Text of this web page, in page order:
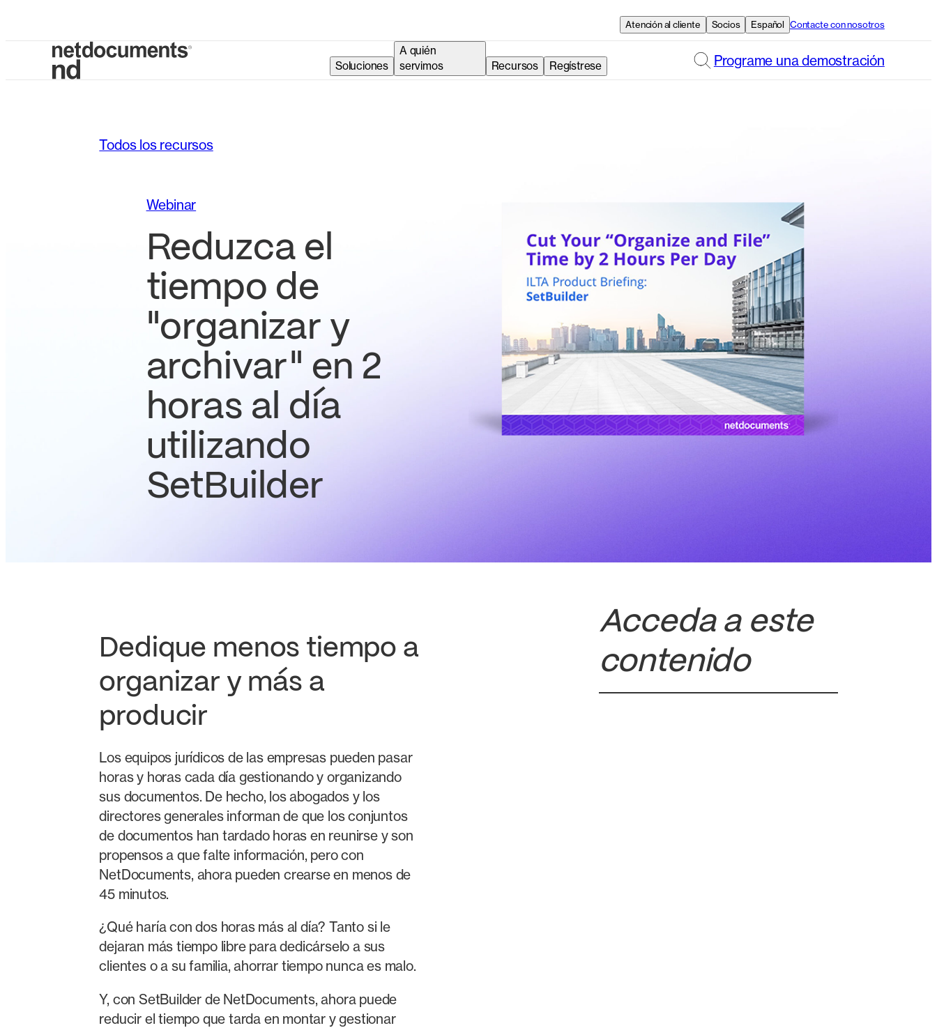
Atención al cliente Socios Español Contacte con nosotros
Soluciones
A quién
servimos
Recursos Regístrese Programe una demostración
Todos los recursos
Webinar
Reduzca el
tiempo de
"organizar y
archivar" en 2
horas al día
utilizando
SetBuilder
Dedique menos tiempo a
organizar y más a
producir
Los equipos jurídicos de las empresas pueden pasar
horas y horas cada día gestionando y organizando
sus documentos. De hecho, los abogados y los
directores generales informan de que los conjuntos
de documentos han tardado horas en reunirse y son
propensos a que falte información, pero con
NetDocuments, ahora pueden crearse en menos de
45 minutos.
¿Qué haría con dos horas más al día? Tanto si le
dejaran más tiempo libre para dedicárselo a sus
clientes o a su familia, ahorrar tiempo nunca es malo.
Y, con SetBuilder de NetDocuments, ahora puede
reducir el tiempo que tarda en montar y gestionar
Acceda a este
contenido